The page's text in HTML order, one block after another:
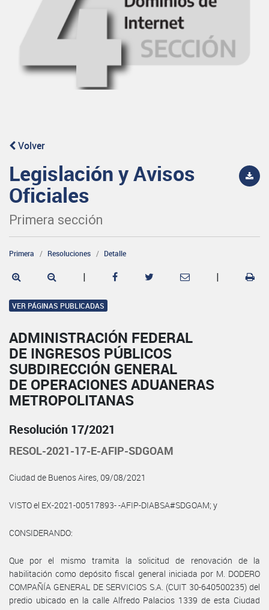
Volver
Legislación y Avisos
Oficiales
Primera sección
Primera Resoluciones Detalle
| |
VER PÁGINAS PUBLICADAS
ADMINISTRACIÓN FEDERAL
DE INGRESOS PÚBLICOS
SUBDIRECCIÓN GENERAL
DE OPERACIONES ADUANERAS
METROPOLITANAS
Resolución 17/2021
RESOL-2021-17-E-AFIP-SDGOAM
Ciudad de Buenos Aires, 09/08/2021
VISTO el EX-2021-00517893- -AFIP-DIABSA#SDGOAM; y
CONSIDERANDO:
Que por el mismo tramita la solicitud de renovación de la
habilitación como depósito fiscal general iniciada por M. DODERO
COMPAÑÍA GENERAL DE SERVICIOS S.A. (CUIT 30-640500235) del
predio ubicado en la calle Alfredo Palacios 1339 de esta Ciudad